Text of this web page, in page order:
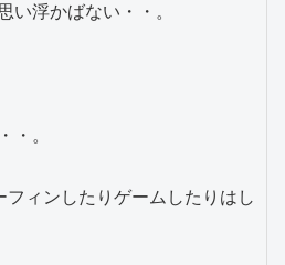
い浮かばない・・。
・。
ィンしたりゲームしたりはし